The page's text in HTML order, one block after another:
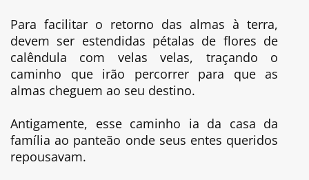
Para facilitar o retorno das almas à terra,
devem ser estendidas pétalas de flores de
calêndula com velas velas, traçando o
caminho que irão percorrer para que as
almas cheguem ao seu destino.
Antigamente, esse caminho ia da casa da
família ao panteão onde seus entes queridos
repousavam.